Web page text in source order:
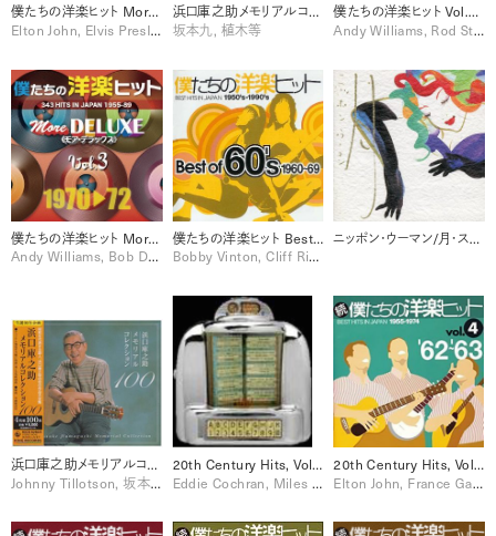
僕たちの洋楽ヒット More DELUXE 1970-72 Vol. 3 [Disc 1]
Elton John, Elvis Presley, Sylvie Vartan
浜口庫之助メモリアルコレクション100 [Disc 2]
坂本九, 植木等
僕たちの洋楽ヒット Vol.5 (1971-72)
Andy Williams, Rod Stewart, The O'Jays, The Temptations
僕たちの洋楽ヒット More DELUXE 1970-72 Vol. 3 [Disc 2]
Andy Williams, Bob Dylan, Santana, Shocking Blue, Sly & The Family Stone, Sylvie Vartan, The O'Jays, Wilson Pickett
僕たちの洋楽ヒット Best Of 60’s 1960-1969
Bobby Vinton, Cliff Richard, France Gall, Neil Sedaka, Otis Redding, Roy Orbison, Sylvie Vartan, The Birds, The Cascades, The Hollies, The Monkees, The Temptations
ニッポン・ウーマン/月・スタンダード集
浜口庫之助メモリアルコレクション100 [Disc 1]
Johnny Tillotson, 坂本九, 小林旭
20th Century Hits, Volume Two/ Trilogy [Disc 3]
Eddie Cochran, Miles Davis, Nina Simone, Santana, The Beatles
20th Century Hits, Volume Two/ Trilogy [Disc 2]
Elton John, France Gall, Glenn Miller, Johnny Cash, Neil Sedaka, Otis Redding, Paul Anka, The Platters